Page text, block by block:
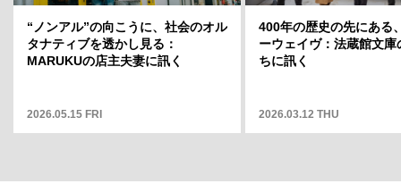
」店長・
ういう場
こから何
岡山天音に聞く、変容のスリルと変
わらない自分——連載「そこから何
が見えますか」12
2025.05.01 THU
“ノンアル”の向こうに、社会のオル
タナティブを透かし見る：
MARUKUの店主夫妻に訊く
2026.05.15 FRI
400年の歴史の先にある
ーウェイヴ：法蔵館文庫
ちに訊く
2026.03.12 THU